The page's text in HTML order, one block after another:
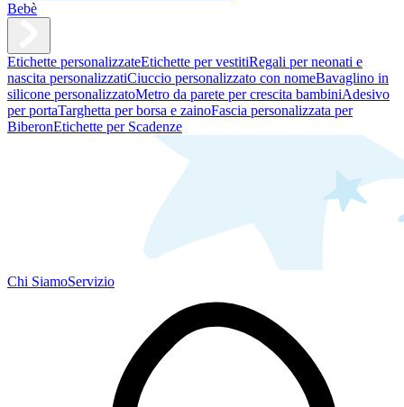
Bebè
Etichette personalizzateEtichette per vestitiRegali per neonati e
nascita personalizzatiCiuccio personalizzato con nomeBavaglino in
silicone personalizzatoMetro da parete per crescita bambiniAdesivo
per portaTarghetta per borsa e zainoFascia personalizzata per
BiberonEtichette per Scadenze
Chi SiamoServizio